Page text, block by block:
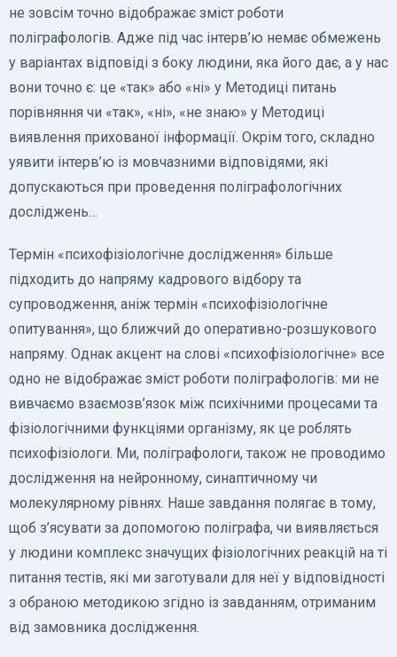
не зовсім точно відображає зміст роботи
поліграфологів. Адже під час інтерв’ю немає обмежень
у варіантах відповіді з боку людини, яка його дає, а у нас
вони точно є: це «так» або «ні» у Методиці питань
порівняння чи «так», «ні», «не знаю» у Методиці
виявлення прихованої інформації. Окрім того, складно
уявити інтерв’ю із мовчазними відповідями, які
допускаються при проведення поліграфологічних
досліджень…
Термін «психофізіологічне дослідження» більше
підходить до напряму кадрового відбору та
супроводження, аніж термін «психофізіологічне
опитування», що ближчий до оперативно-розшукового
напряму. Однак акцент на слові «психофізіологічне» все
одно не відображає зміст роботи поліграфологів: ми не
вивчаємо взаємозв’язок між психічними процесами та
фізіологічними функціями організму, як це роблять
психофізіологи. Ми, поліграфологи, також не проводимо
дослідження на нейронному, синаптичному чи
молекулярному рівнях. Наше завдання полягає в тому,
щоб з’ясувати за допомогою поліграфа, чи виявляється
у людини комплекс значущих фізіологічних реакцій на ті
питання тестів, які ми заготували для неї у відповідності
з обраною методикою згідно із завданням, отриманим
від замовника дослідження.